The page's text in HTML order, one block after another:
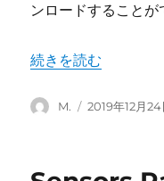
ンロードすることが
“Tinker BoardのOS
続きを読む
投
M.
投
2019年12月24